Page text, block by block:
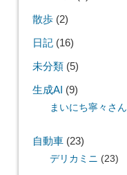
散歩(2)
日記(16)
未分類(5)
生成AI (9)
まいにち寧々さん
自動車(23)
デリカミニ (23)